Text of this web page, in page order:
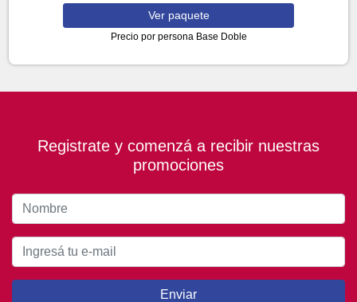
Ver paquete
Precio por persona Base Doble
Registrate y comenzá a recibir nuestras
promociones
Enviar